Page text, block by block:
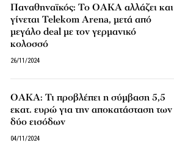
Παναθηναϊκός: Το ΟΑΚΑ αλλάζει και
γίνεται Telekom Arena, μετά από
μεγάλο deal με τον γερμανικό
κολοσσό
26/11/2024
ΟΑΚΑ: Τι προβλέπει η σύμβαση 5,5
εκατ. ευρώ για την αποκατάσταση των
δύο εισόδων
04/11/2024